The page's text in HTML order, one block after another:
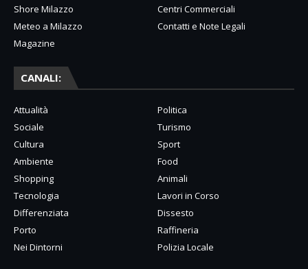
Shore Milazzo
Centri Commerciali
Meteo a Milazzo
Contatti e Note Legali
Magazine
CANALI:
Attualità
Politica
Sociale
Turismo
Cultura
Sport
Ambiente
Food
Shopping
Animali
Tecnologia
Lavori in Corso
Differenziata
Dissesto
Porto
Raffineria
Nei Dintorni
Polizia Locale